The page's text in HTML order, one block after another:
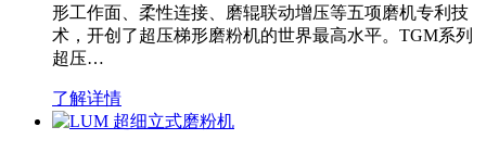
形工作面、柔性连接、磨辊联动增压等五项磨机专利技
术，开创了超压梯形磨粉机的世界最高水平。TGM系列
超压…
了解详情